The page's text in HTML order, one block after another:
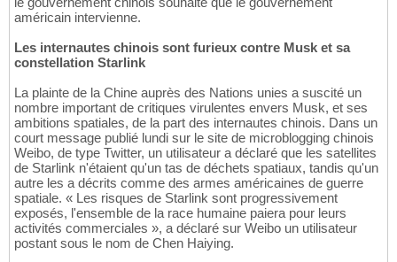
américain intervienne.
Les internautes chinois sont furieux contre Musk et sa
constellation Starlink
La plainte de la Chine auprès des Nations unies a suscité un
nombre important de critiques virulentes envers Musk, et ses
ambitions spatiales, de la part des internautes chinois. Dans un
court message publié lundi sur le site de microblogging chinois
Weibo, de type Twitter, un utilisateur a déclaré que les satellites
de Starlink n'étaient qu'un tas de déchets spatiaux, tandis qu'un
autre les a décrits comme des armes américaines de guerre
spatiale. « Les risques de Starlink sont progressivement
exposés, l'ensemble de la race humaine paiera pour leurs
activités commerciales », a déclaré sur Weibo un utilisateur
postant sous le nom de Chen Haiying.